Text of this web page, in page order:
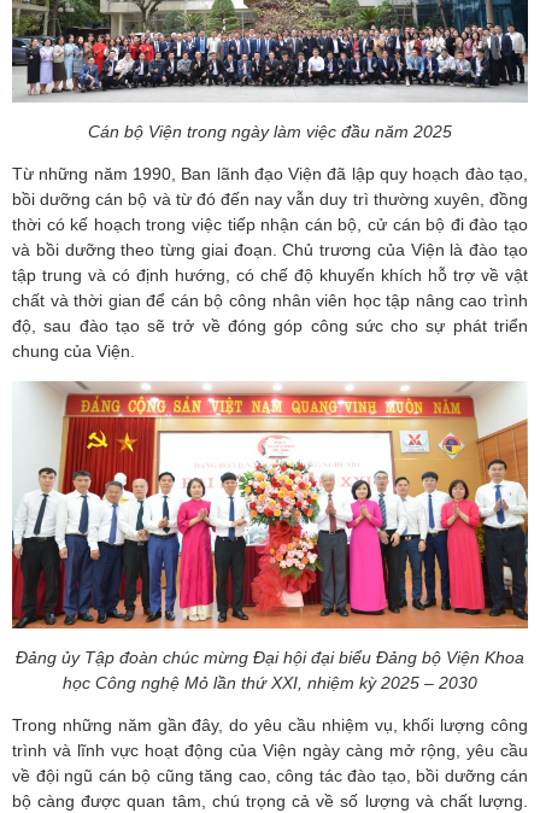
Cán bộ Viện trong ngày làm việc đầu năm 2025
Từ những năm 1990, Ban lãnh đạo Viện đã lập quy hoạch đào tạo,
bồi dưỡng cán bộ và từ đó đến nay vẫn duy trì thường xuyên, đồng
thời có kế hoạch trong việc tiếp nhận cán bộ, cử cán bộ đi đào tạo
và bồi dưỡng theo từng giai đoạn. Chủ trương của Viện là đào tạo
tập trung và có định hướng, có chế độ khuyến khích hỗ trợ về vật
chất và thời gian để cán bộ công nhân viên học tập nâng cao trình
độ, sau đào tạo sẽ trở về đóng góp công sức cho sự phát triển
chung của Viện.
Đảng ủy Tập đoàn chúc mừng Đại hội đại biểu Đảng bộ Viện Khoa
học Công nghệ Mỏ lần thứ XXI, nhiệm kỳ 2025 – 2030
Trong những năm gần đây, do yêu cầu nhiệm vụ, khối lượng công
trình và lĩnh vực hoạt động của Viện ngày càng mở rộng, yêu cầu
về đội ngũ cán bộ cũng tăng cao, công tác đào tạo, bồi dưỡng cán
bộ càng được quan tâm, chú trọng cả về số lượng và chất lượng.